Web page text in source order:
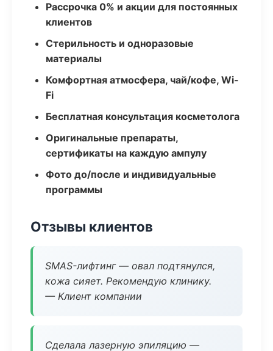
Рассрочка 0% и акции для постоянных
клиентов
Стерильность и одноразовые
материалы
Комфортная атмосфера, чай/кофе, Wi-
Fi
Бесплатная консультация косметолога
Оригинальные препараты,
сертификаты на каждую ампулу
Фото до/после и индивидуальные
программы
Отзывы клиентов
SMAS-лифтинг — овал подтянулся,
кожа сияет. Рекомендую клинику.
— Клиент компании
Сделала лазерную эпиляцию —